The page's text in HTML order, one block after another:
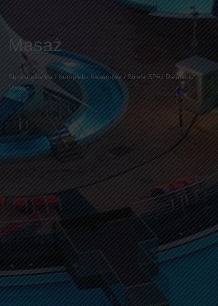
Masaż
Strona główna / Kompleks basenowy / Strefa SPA i Relaksu /
Masaż